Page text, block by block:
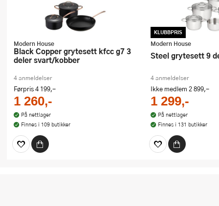
Modern House
Black Copper grytesett kfcc g7 3
deler svart/kobber
4 anmeldelser
Førpris4 199,-
1 260,-
På nettlager
Finnes i 109 butikker
KLUBBPRIS
Modern House
Steel grytesett 9
4 anmeldelser
Ikke medlem 2 899,-
1 299,-
På nettlager
Finnes i 131 butikker